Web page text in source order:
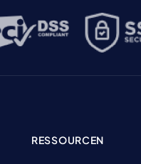
RESSOURCEN